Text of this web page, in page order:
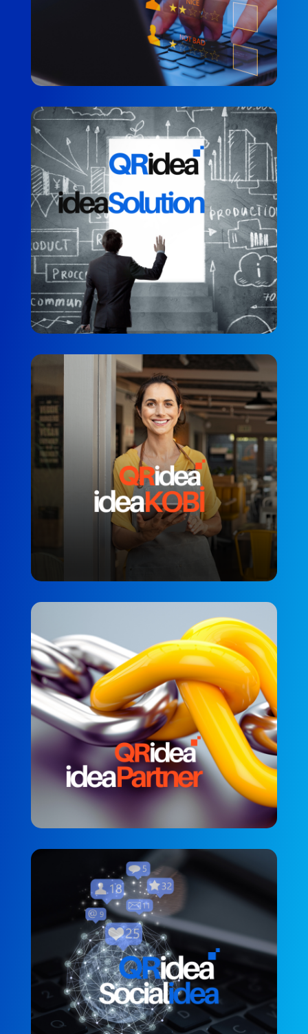
QRidea ideaSolution
MÜŞTERI MEMNUNIYETI
QRidea’dan ideaKOBİ
PERSONEL MEMNUNIYETI
QRidea ideaPartner
PARTNER DENEYIMI
QRidea Socialidea
MÜŞTERI MEMNUNIYETI